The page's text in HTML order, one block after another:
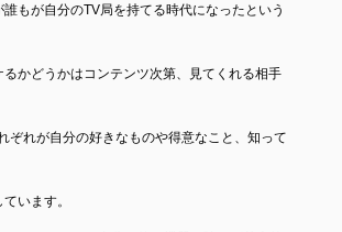
もが自分のTV局を持てる時代になったという
るかどうかはコンテンツ次第、見てくれる相手
ぞれが自分の好きなものや得意なこと、知って
います。